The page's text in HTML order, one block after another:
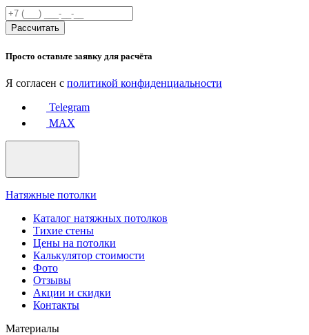
Рассчитать
Просто оставьте заявку для расчёта
Я согласен с политикой конфиденциальности
Telegram
MAX
Натяжные потолки
Каталог натяжных потолков
Тихие стены
Цены на потолки
Калькулятор стоимости
Фото
Отзывы
Акции и скидки
Контакты
Материалы